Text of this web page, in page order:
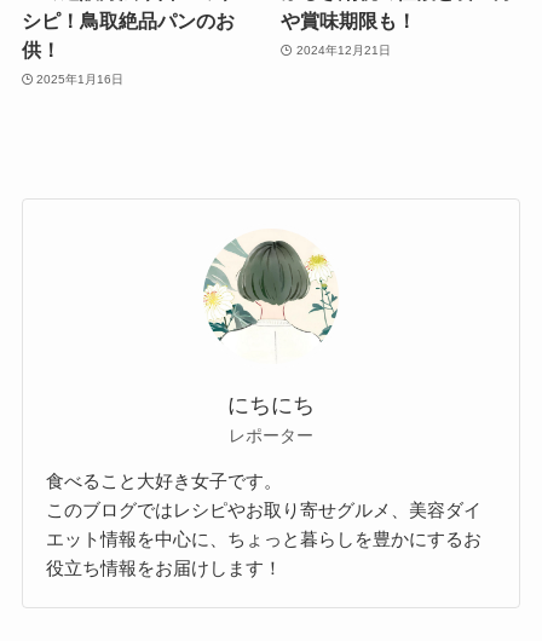
シピ！鳥取絶品パンのお
供！
2025年1月16日
や賞味期限も！
2024年12月21日
にちにち
レポーター
食べること大好き女子です。
このブログではレシピやお取り寄せグルメ、美容ダイ
エット情報を中心に、ちょっと暮らしを豊かにするお
役立ち情報をお届けします！